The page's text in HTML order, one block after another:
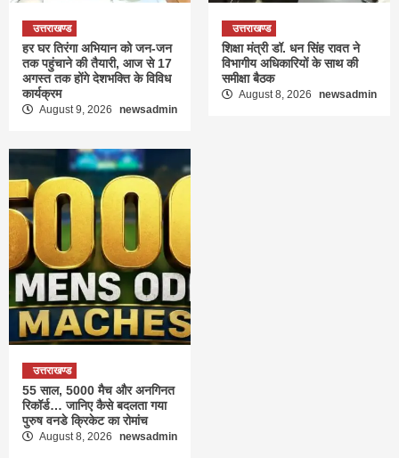
उत्तराखण्ड
हर घर तिरंगा अभियान को जन-जन
तक पहुंचाने की तैयारी, आज से 17
अगस्त तक होंगे देशभक्ति के विविध
कार्यक्रम
August 9, 2026 newsadmin
उत्तराखण्ड
शिक्षा मंत्री डॉ. धन सिंह रावत ने
विभागीय अधिकारियों के साथ की
समीक्षा बैठक
August 8, 2026 newsadmin
उत्तराखण्ड
55 साल, 5000 मैच और अनगिनत
रिकॉर्ड… जानिए कैसे बदलता गया
पुरुष वनडे क्रिकेट का रोमांच
August 8, 2026 newsadmin